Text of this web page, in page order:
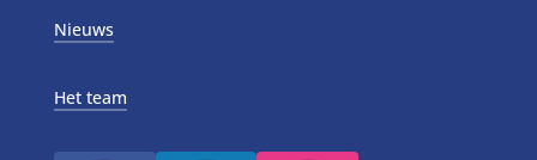
Nieuws
Het team